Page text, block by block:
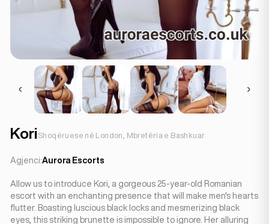
KoriShoqëruese në London, Mbretëria e Bashkuar
Agjenci:Aurora Escorts
Allow us to introduce Kori, a gorgeous 25-year-old Romanian
escort with an enchanting presence that will make men's hearts
flutter. Boasting luscious black locks and mesmerizing black
eyes, this striking brunette is impossible to ignore. Her alluring